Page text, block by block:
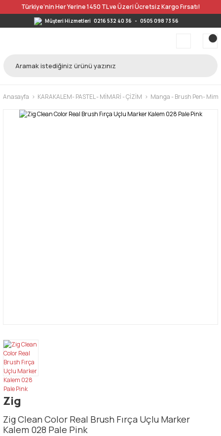
Türkiye’nin Her Yerine 1450 TL ve Üzeri Ücretsiz Kargo Fırsatı!
Müşteri Hizmetleri 0216 532 40 36 - 0505 098 73 56
Anasayfa KARAKALEM- PASTEL - MİMARİ - ÇİZİM Manga - Brush Pen-
Zig
Zig Clean Color Real Brush Fırça Uçlu Marker
Kalem 028 Pale Pink